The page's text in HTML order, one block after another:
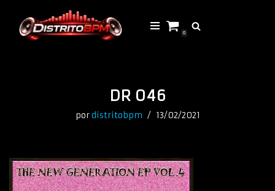
Saltar
0
DR 046
pordistritobpm 13/02/2021